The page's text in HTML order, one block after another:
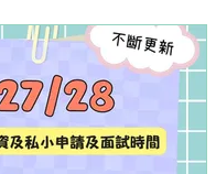
Products resources